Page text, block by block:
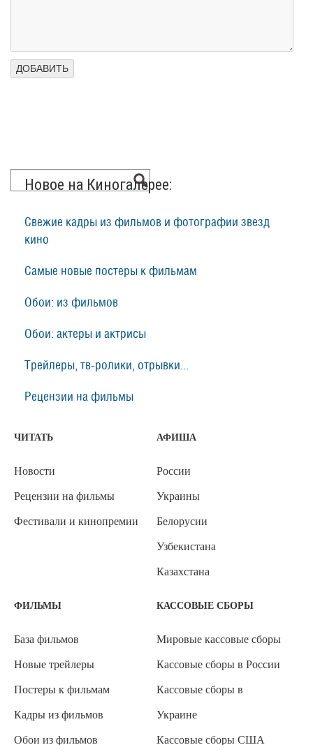
Новое на Киногалерее:
Свежие кадры из фильмов и фотографии звезд
кино
Самые новые постеры к фильмам
Обои: из фильмов
Обои: актеры и актрисы
Трейлеры, тв-ролики, отрывки...
Рецензии на фильмы
ЧИТАТЬ
Новости
Рецензии на фильмы
Фестивали и кинопремии
АФИША
России
Украины
Белорусии
Узбекистана
Казахстана
ФИЛЬМЫ
База фильмов
Новые трейлеры
Постеры к фильмам
Кадры из фильмов
Обои из фильмов
КАССОВЫЕ СБОРЫ
Мировые кассовые сборы
Кассовые сборы в России
Кассовые сборы в
Украине
Кассовые сборы США